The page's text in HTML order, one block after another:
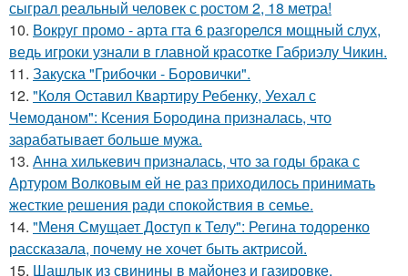
сыграл реальный человек с ростом 2, 18 метра!
10. Вокруг промо - арта гта 6 разгорелся мощный слух,
ведь игроки узнали в главной красотке Габриэлу Чикин.
11. Закуска "Грибочки - Боровички".
12. "Коля Оставил Квартиру Ребенку, Уехал с
Чемоданом": Ксения Бородина призналась, что
зарабатывает больше мужа.
13. Анна хилькевич призналась, что за годы брака с
Артуром Волковым ей не раз приходилось принимать
жесткие решения ради спокойствия в семье.
14. "Меня Смущает Доступ к Телу": Регина тодоренко
рассказала, почему не хочет быть актрисой.
15. Шашлык из свинины в майонез и газировке.